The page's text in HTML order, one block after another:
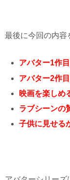
最後に今回の内容
アバター1作
アバター2作
映画を楽しめ
ラブシーンの
子供に見せる